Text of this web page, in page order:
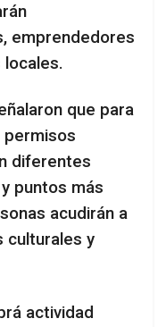
emprendedores
que para
permisos
diferentes
puntos más
acudirán a
culturales y
actividad